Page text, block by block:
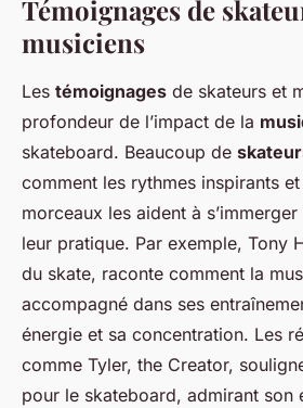
Témoignages de
musiciens
Les témoignages de skateurs et
profondeur de l’impact de la
skateboard. Beaucoup de
comment les rythmes inspirants
morceaux les aident à
leur pratique. Par exemple, Tony
du skate, raconte comment la
accompagné dans ses
énergie et sa concentration. Les
comme Tyler, the Creator,
pour le skateboard, admirant son